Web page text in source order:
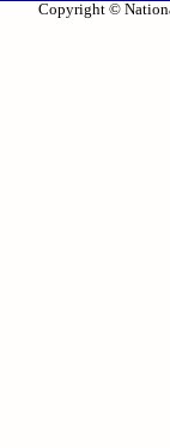
Copyright ©